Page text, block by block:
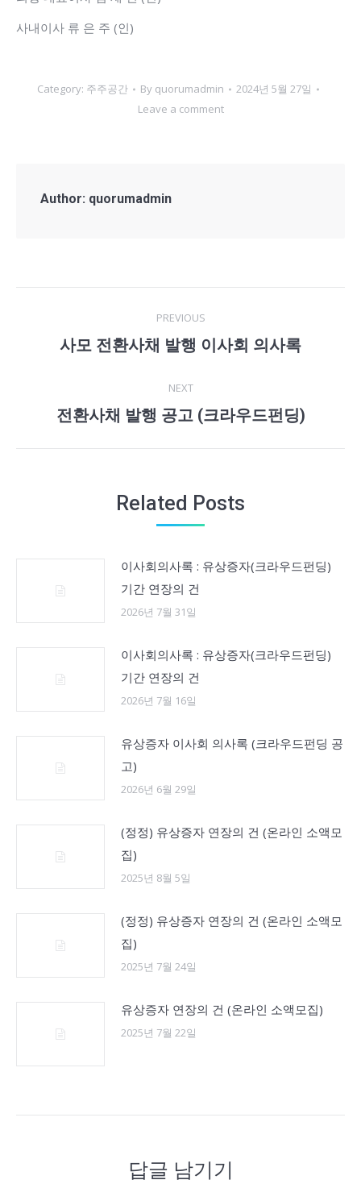
사내이사 류 은 주 (인)
Category: 주주공간 By quorumadmin
2024년 5월 27일
Leave a comment
Author: quorumadmin
navigation
PREVIOUS
Previous
사모 전환사채 발행 이사회 의사록
NEXT
Next
전환사채 발행 공고 (크라우드펀딩)
Related Posts
이사회의사록 : 유상증자(크라우드펀딩)
기간 연장의 건
2026년 7월 31일
이사회의사록 : 유상증자(크라우드펀딩)
기간 연장의 건
2026년 7월 16일
유상증자 이사회 의사록 (크라우드펀딩 공
고)
2026년 6월 29일
(정정) 유상증자 연장의 건 (온라인 소액모
집)
2025년 8월 5일
(정정) 유상증자 연장의 건 (온라인 소액모
집)
2025년 7월 24일
유상증자 연장의 건 (온라인 소액모집)
2025년 7월 22일
답글 남기기